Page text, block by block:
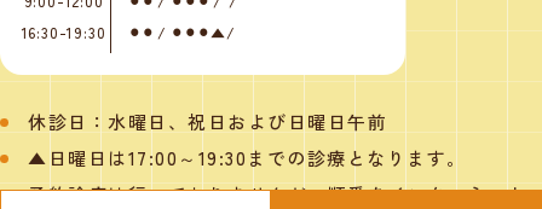
16:30-19:30
⚫︎ ⚫︎ / ⚫︎ ⚫︎ ⚫︎▲/
休診日：水曜日、祝日および日曜日午前
▲日曜日は17:00～19:30までの診療となります。
予約診療は行っておりませんが、順番をインターネット